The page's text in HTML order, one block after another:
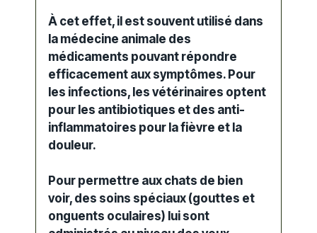
À cet effet, il est souvent utilisé dans
la médecine animale des
médicaments pouvant répondre
efficacement aux symptômes. Pour
les infections, les vétérinaires optent
pour les antibiotiques et des anti-
inflammatoires pour la fièvre et la
douleur.
Pour permettre aux chats de bien
voir, des soins spéciaux (gouttes et
onguents oculaires) lui sont